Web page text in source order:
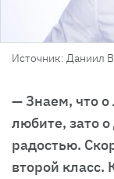
Источник: Даниил
— Знаем, что
любите, зато о
радостью.
второй класс.